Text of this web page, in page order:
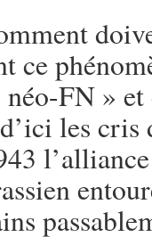
ce
FN »
d’ici les